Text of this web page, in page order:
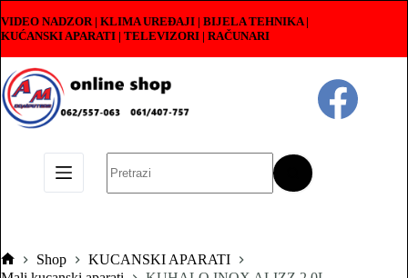
to
content
VIDEO NADZOR | KLIMA UREĐAJI | BIJELA TEHNIKA |
KUĆANSKI APARATI | TELEVIZORI | RAČUNARI
results
Pocetna
Shop
KUCANSKI APARATI